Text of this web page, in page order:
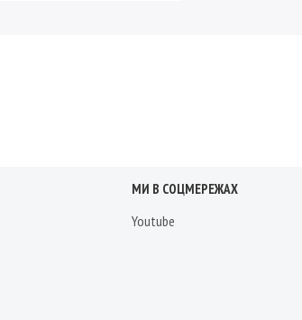
МИ В СОЦМЕРЕЖАХ
Youtube